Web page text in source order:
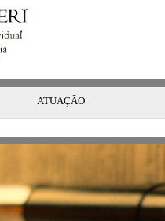
ATUAÇÃO